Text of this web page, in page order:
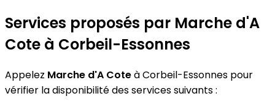
Services proposés par Marche d'A
Cote à Corbeil-Essonnes
Appelez Marche d'A Coteà Corbeil-Essonnes pour
vérifier la disponibilité des services suivants :